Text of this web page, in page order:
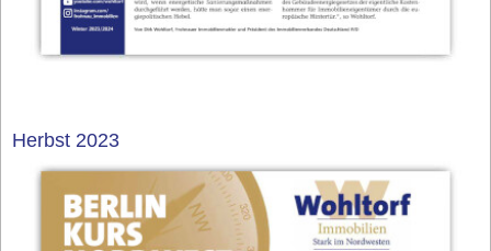
Herbst 2023